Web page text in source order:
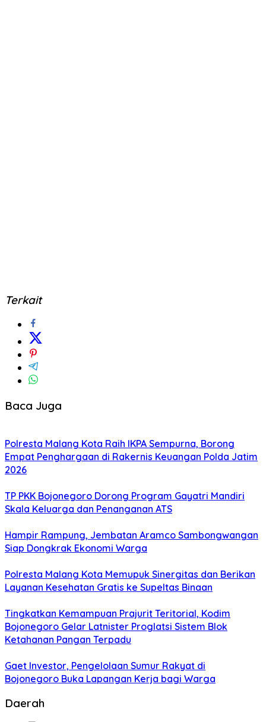
Terkait
Baca Juga
Polresta Malang Kota Raih IKPA Sempurna, Borong
Empat Penghargaan di Rakernis Keuangan Polda Jatim
2026
TP PKK Bojonegoro Dorong Program Gayatri Mandiri
Skala Keluarga dan Penanganan ATS
Hampir Rampung, Jembatan Aramco Sambongwangan
Siap Dongkrak Ekonomi Warga
Polresta Malang Kota Memupuk Sinergitas dan Berikan
Layanan Kesehatan Gratis ke Supeltas Binaan
Tingkatkan Kemampuan Prajurit Teritorial, Kodim
Bojonegoro Gelar Latnister Proglatsi Sistem Blok
Ketahanan Pangan Terpadu
Gaet Investor, Pengelolaan Sumur Rakyat di
Bojonegoro Buka Lapangan Kerja bagi Warga
Daerah